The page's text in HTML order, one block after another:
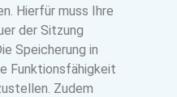
Hierfür muss Ihre
der Sitzung
Speicherung in
Funktionsfähigkeit
Zudem